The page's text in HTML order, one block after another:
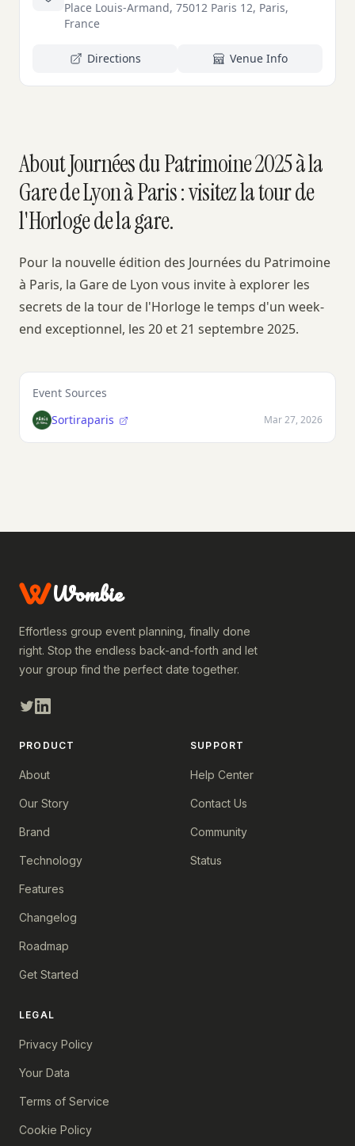
Place Louis-Armand, 75012 Paris 12, Paris,
France
Directions Venue Info
About Journées du Patrimoine 2025 à la
Gare de Lyon à Paris : visitez la tour de
l'Horloge de la gare.
Pour la nouvelle édition des Journées du Patrimoine
à Paris, la Gare de Lyon vous invite à explorer les
secrets de la tour de l'Horloge le temps d'un week-
end exceptionnel, les 20 et 21 septembre 2025.
Event Sources
Sortiraparis
Mar 27, 2026
Wombie
Effortless group event planning, finally done
right. Stop the endless back-and-forth and let
your group find the perfect date together.
PRODUCT
About
Our Story
Brand
Technology
Features
Changelog
Roadmap
Get Started
SUPPORT
Help Center
Contact Us
Community
Status
LEGAL
Privacy Policy
Your Data
Terms of Service
Cookie Policy